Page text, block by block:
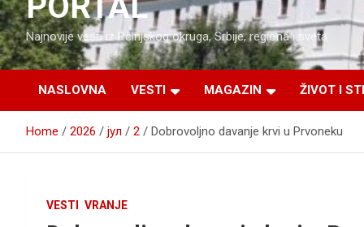
Najnovije vesti iz Pčinjskog okruga, Srbije, regiona i sveta
NASLOVNA VESTI MAGAZIN ŽIVOT I
Home 2026 јул 2 Dobrovoljno davanje krvi u Prvoneku
VESTI VRANJE